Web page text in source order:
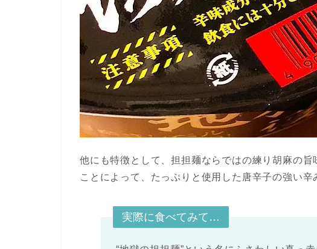
他にも特徴として、担担麺ならではの練り胡麻の
ことによって、たっぷりと使用した唐辛子の強い辛
実際に食べてみて…